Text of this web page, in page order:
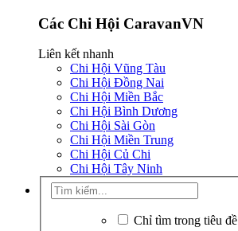
Các Chi Hội CaravanVN
Liên kết nhanh
Chi Hội Vũng Tàu
Chi Hội Đồng Nai
Chi Hội Miền Bắc
Chi Hội Bình Dương
Chi Hội Sài Gòn
Chi Hội Miền Trung
Chi Hội Củ Chi
Chi Hội Tây Ninh
Chỉ tìm trong tiêu đề